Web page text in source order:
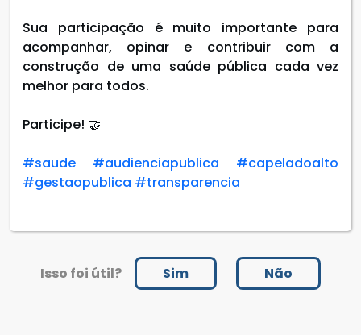
Sua participação é muito importante para
acompanhar, opinar e contribuir com a
construção de uma saúde pública cada vez
melhor para todos.
Participe! 🤝
#saude #audienciapublica
#capeladoalto
#gestaopublica #transparencia
Isso foi útil? Sim Não